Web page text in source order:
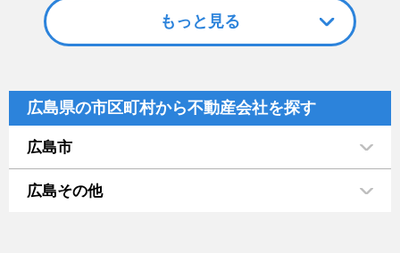
もっと見る
広島県の市区町村から不動産会社を探す
広島市
広島その他